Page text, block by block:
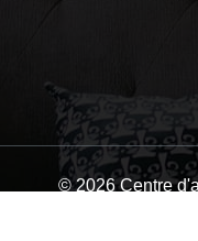
© 2026 Centre